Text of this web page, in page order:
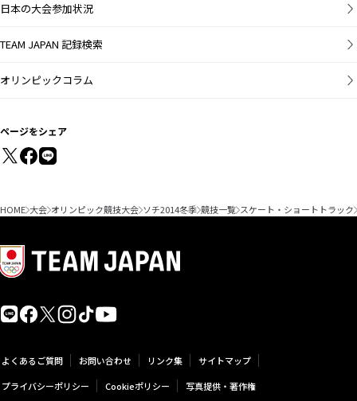
日本の大会参加状況
TEAM JAPAN 記録検索
オリンピックコラム
ページをシェア
HOME 大会 オリンピック競技大会 ソチ2014冬季 競技一覧 スケート・ショートトラック
よくあるご質問 お問い合わせ リンク集
サイトマップ
プライバシーポリシー
Cookieポリシー 写真提供・著作権